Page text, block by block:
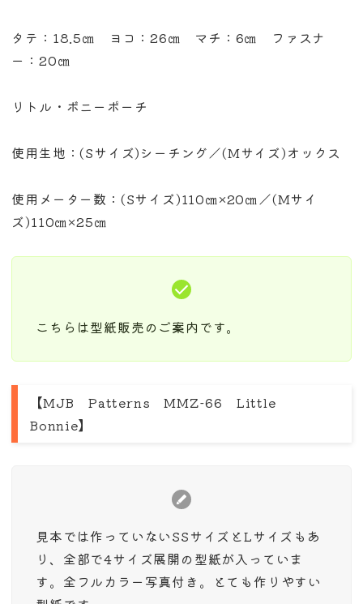
タテ：18.5㎝ ヨコ：26㎝ マチ：6㎝ ファスナ
ー：20㎝
リトル・ボニーポーチ
使用生地：(Sサイズ)シーチング／(Mサイズ)オックス
使用メーター数：(Sサイズ)110㎝×20㎝／(Mサイ
ズ)110㎝×25㎝
こちらは型紙販売のご案内です。
【MJB Patterns MMZ-66 Little
Bonnie】
見本では作っていないSSサイズとLサイズもあ
り、全部で4サイズ展開の型紙が入っていま
す。全フルカラー写真付き。とても作りやすい